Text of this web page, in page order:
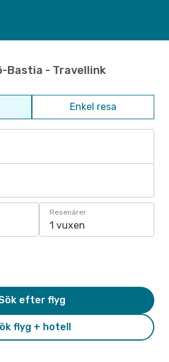
Bastia - Travellink
Enkel resa
Resenärer
1 vuxen
flyg + hotell
efter flyg